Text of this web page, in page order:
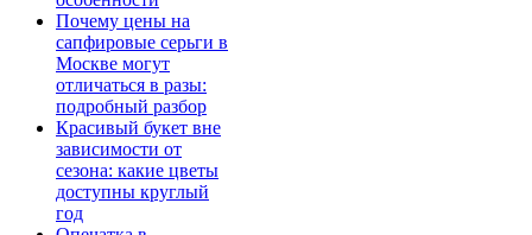
Почему цены на
сапфировые серьги в
Москве могут
отличаться в разы:
подробный разбор
Красивый букет вне
зависимости от
сезона: какие цветы
доступны круглый
год